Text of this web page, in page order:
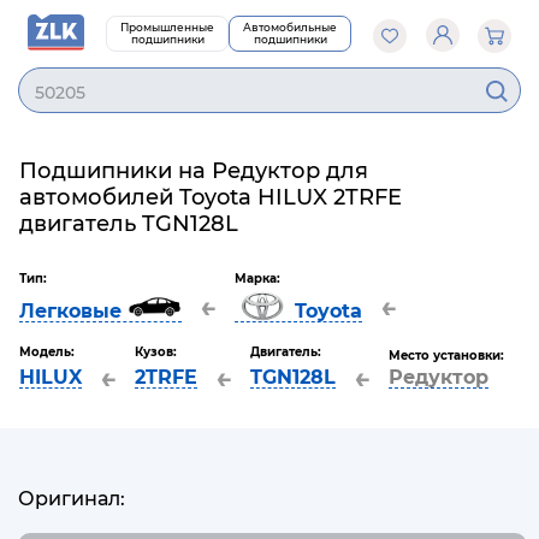
Промышленные
подшипники
Автомобильные
подшипники
50205
Подшипники на Редуктор для
автомобилей Toyota HILUX 2TRFE
двигатель TGN128L
Тип:
Легковые ←
Марка:
Toyota ←
Модель:
HILUX ←
Кузов:
2TRFE ←
Двигатель:
TGN128L ←
Место установки:
Редуктор
Оригинал: